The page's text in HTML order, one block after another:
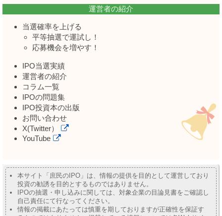
運営者の紹介
当選確率を上げる
平等抽選で運試し！
応募機会を増やす！
IPO当選実績
運営者の紹介
コラム一覧
IPOの問題集
IPO投資本の出版
お問い合わせ
X(Twitter）
YouTube
本サイト「庶民のIPO」は、情報の提供を目的として運営しており
投資の勧誘を目的とするものではありません。
IPOの抽選・申し込みに関しては、対象企業の目論見書をご確認し
自己責任にて行なってください。
情報の掲載にあたっては慎重を期しておりますが正確性を保証す